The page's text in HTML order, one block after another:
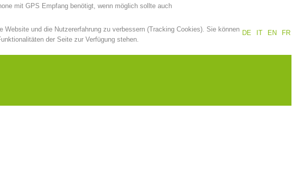
mit GPS Empfang benötigt, wenn möglich sollte auch
DE
IT EN FR
und die Nutzererfahrung zu verbessern (Tracking Cookies). Sie können
der Seite zur Verfügung stehen.